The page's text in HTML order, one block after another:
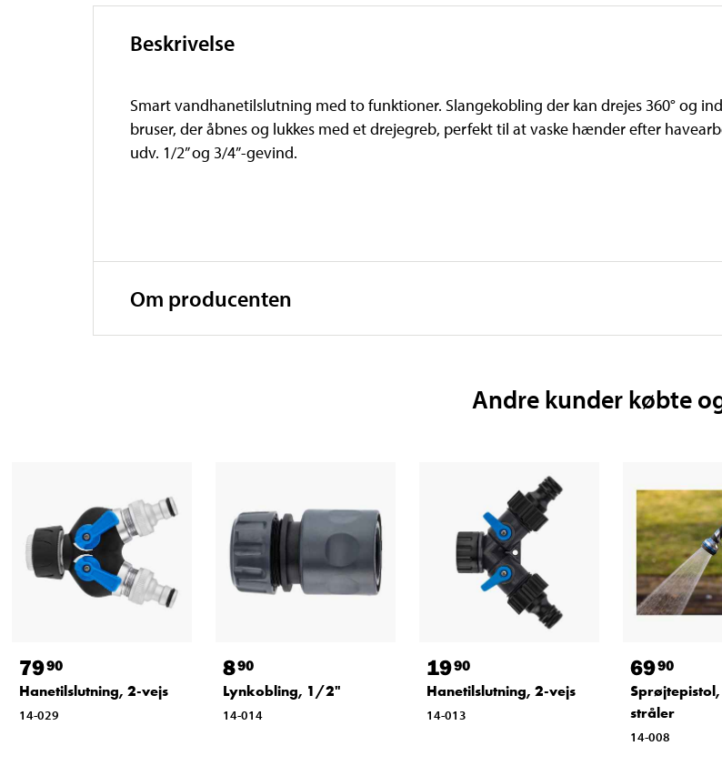
Beskrivelse
Smart vandhanetilslutning med to funktioner. Slangekobling der kan drejes 360° og
bruser, der åbnes og lukkes med et drejegreb, perfekt til at vaske hænder efter
udv. 1/2” og 3/4”-gevind.
Om producenten
Andre kunder købte
7990
Hanetilslutning, 2-vejs
14-029
890
Lynkobling, 1/2"
14-014
1990
Hanetilslutning, 2-vejs
14-013
6990
stråler
14-008